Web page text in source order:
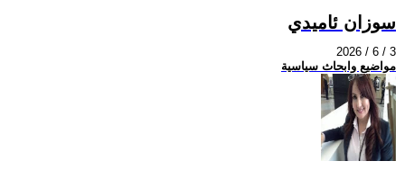
سوزان ئاميدي
2026 / 6 / 3
مواضيع وابحاث سياسية